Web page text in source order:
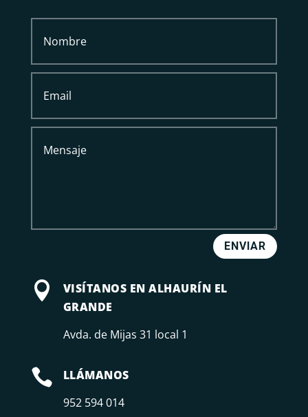
ENVIAR

VISÍTANOS EN ALHAURÍN EL
GRANDE
Avda. de Mijas 31 local 1

LLÁMANOS
952 594 014